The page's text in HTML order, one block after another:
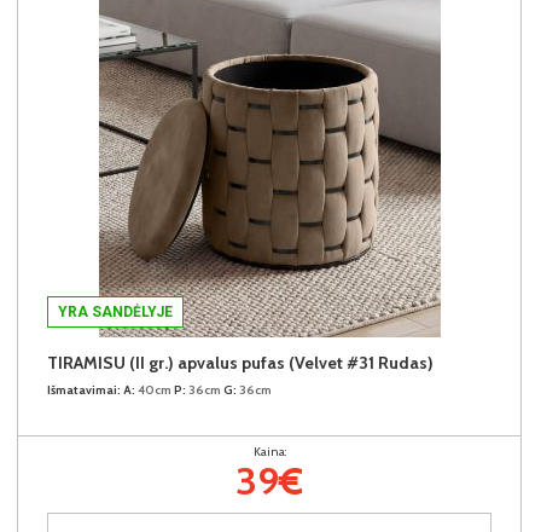
YRA SANDĖLYJE
TIRAMISU (II gr.) apvalus pufas (Velvet #31 Rudas)
Išmatavimai: A: 40cm P: 36cm G: 36cm
Kaina:
39€